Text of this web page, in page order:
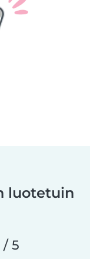
luotetuin
/ 5